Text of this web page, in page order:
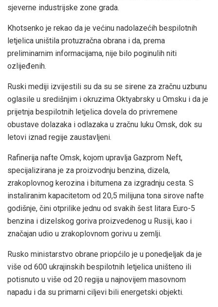
sjeverne industrijske zone grada.
Khotsenko je rekao da je većinu nadolazećih bespilotnih
letjelica uništila protuzračna obrana i da, prema
preliminarnim informacijama, nije bilo poginulih niti
ozlijeđenih.
Ruski mediji izvijestili su da su se sirene za zračnu uzbunu
oglasile u središnjim i okruzima Oktyabrsky u Omsku i da je
prijetnja bespilotnih letjelica dovela do privremene
obustave dolazaka i odlazaka u zračnu luku Omsk, dok su
letovi iznad regije zaustavljeni.
Rafinerija nafte Omsk, kojom upravlja Gazprom Neft,
specijalizirana je za proizvodnju benzina, dizela,
zrakoplovnog kerozina i bitumena za izgradnju cesta. S
instaliranim kapacitetom od 20,5 milijuna tona sirove nafte
godišnje, čini otprilike jednu od svakih šest litara Euro-5
benzina i dizelskog goriva proizvedenog u Rusiji, kao i
značajan udio u zrakoplovnom gorivu u zemlji.
Rusko ministarstvo obrane priopćilo je u ponedjeljak da je
više od 600 ukrajinskih bespilotnih letjelica uništeno ili
potisnuto u više od 20 regija u najnovijem masovnom
napadu i da su primarni ciljevi bili energetski objekti.